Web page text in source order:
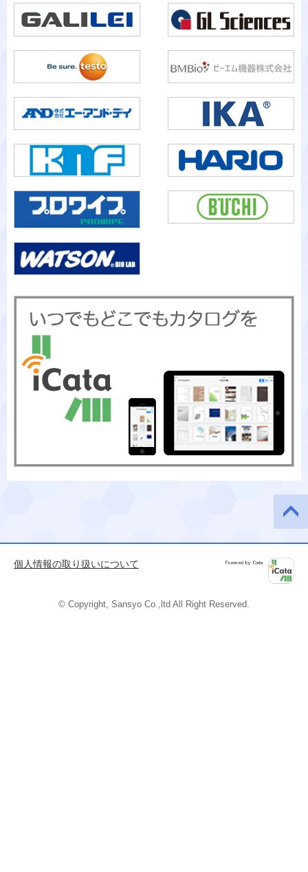
ージの
先頭へ
個人情報の取り扱いについて
© Copyright, Sansyo Co.,ltd All Right Reserved.
iCata